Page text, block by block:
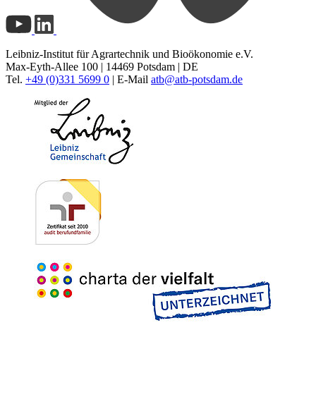
Leibniz-Institut für Agrartechnik und Bioökonomie e.V.
Max-Eyth-Allee 100 | 14469 Potsdam | DE
Tel. +49 (0)331 5699 0 | E-Mail atb@atb-potsdam.de